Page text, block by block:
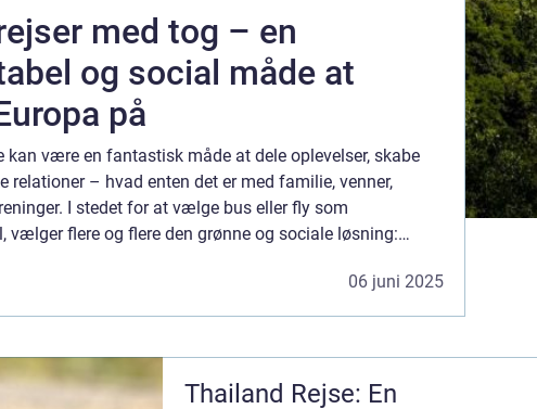
med tog – en
og social måde at
på
kan være en fantastisk måde at dele oplevelser, skabe
relationer – hvad enten det er med familie, venner,
I stedet for at vælge bus eller fly som
vælger flere og flere den grønne og sociale løsning:
06 juni 2025
Thailand Rejse: En